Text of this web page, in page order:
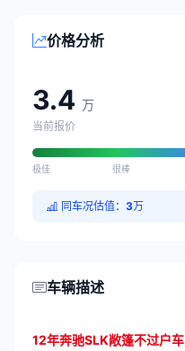
价格分析
3.4 万
当前报价
极佳 很棒
同车况估值： 3万
车辆描述
12年奔驰SLK敞篷不过户车